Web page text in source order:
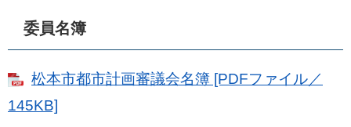
委員名簿
松本市都市計画審議会名簿 [PDFファイル／
145KB]